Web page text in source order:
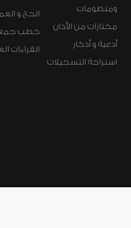
ومنظومات
مختارات من الأذان
أدعية و أذكار
استراحة التسجيلات
الحج و
خطب
القراءات